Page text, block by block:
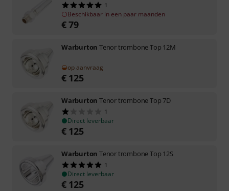
1
Beschikbaar in een paar maanden
€79
Warburton Tenor trombone Top 12M
op aanvraag
€ 125
Warburton Tenor trombone Top 7D
1
Direct leverbaar
€ 125
Warburton Tenor trombone Top 12S
1
Direct leverbaar
€ 125